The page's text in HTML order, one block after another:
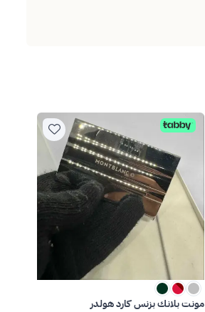
مونت بلانك بزنس كارد هولدر